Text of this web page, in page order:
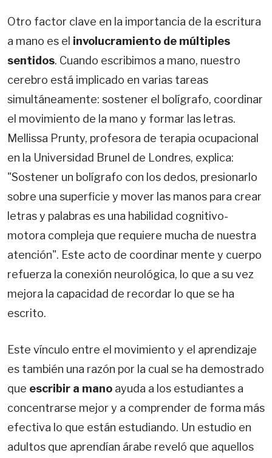
Otro factor clave en la importancia de la escritura
a mano es el involucramiento de múltiples
sentidos. Cuando escribimos a mano, nuestro
cerebro está implicado en varias tareas
simultáneamente: sostener el bolígrafo, coordinar
el movimiento de la mano y formar las letras.
Mellissa Prunty, profesora de terapia ocupacional
en la Universidad Brunel de Londres, explica:
"Sostener un bolígrafo con los dedos, presionarlo
sobre una superficie y mover las manos para crear
letras y palabras es una habilidad cognitivo-
motora compleja que requiere mucha de nuestra
atención". Este acto de coordinar mente y cuerpo
refuerza la conexión neurológica, lo que a su vez
mejora la capacidad de recordar lo que se ha
escrito.
Este vínculo entre el movimiento y el aprendizaje
es también una razón por la cual se ha demostrado
que escribir a mano ayuda a los estudiantes a
concentrarse mejor y a comprender de forma más
efectiva lo que están estudiando. Un estudio en
adultos que aprendían árabe reveló que aquellos